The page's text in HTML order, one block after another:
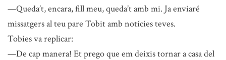
—Queda’t, encara, fill meu, queda’t amb mi. Ja enviaré
missatgers al teu pare Tobit amb notícies teves.
Tobies va replicar:
—De cap manera! Et prego que em deixis tornar a casa del